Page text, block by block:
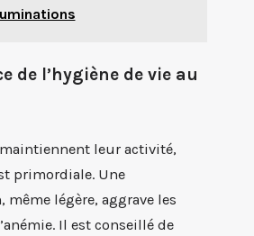
de l’hygiène de vie au
leur activité,
primordiale. Une
même légère, aggrave les
Il est conseillé de